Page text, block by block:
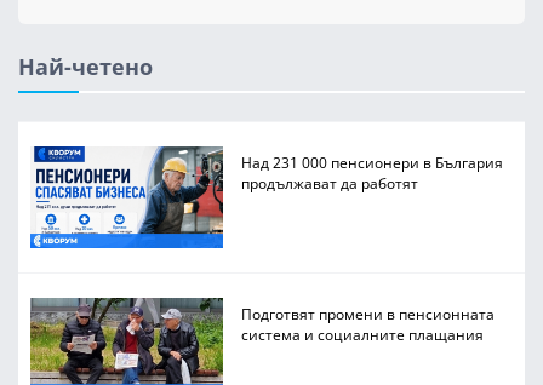
Най-четено
Над 231 000 пенсионери в България
продължават да работят
Подготвят промени в пенсионната
система и социалните плащания